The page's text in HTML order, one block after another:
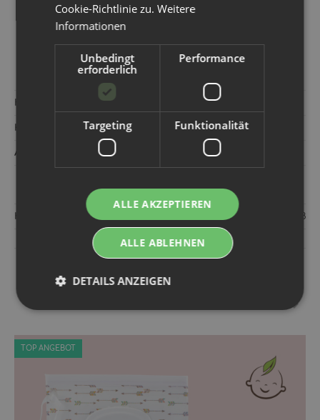
Thirsties
Sale%
Artikelnummer: 751419-003
Thirsties Merrill Inc Skyway Dr Unit C 1567 CO
KUNDEN KAUFTEN DAZU FOLGENDE
ARTIKEL:
TOP ANGEBOT
Cookie-Richtlinie zu.Weitere
Informationen
Unbedingt
erforderlich
Performance
Targeting Funktionalität
ALLE AKZEPTIEREN
ALLE ABLEHNEN
DETAILS ANZEIGEN